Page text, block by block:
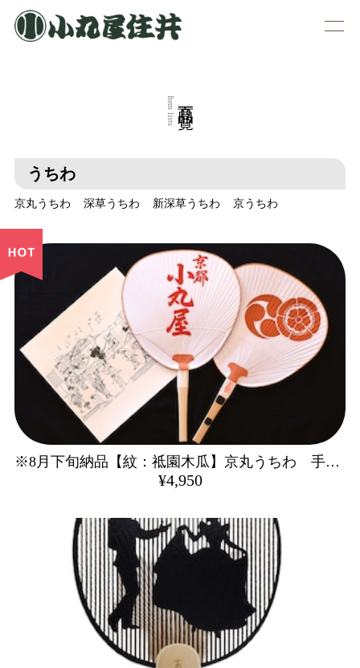
Item lists
うちわ
京丸うちわ 深草うちわ 新深草うちわ 京うちわ
※8月下旬納品【紋：祗園木瓜】京丸うちわ 手書き 名入れうちわ
¥4,950